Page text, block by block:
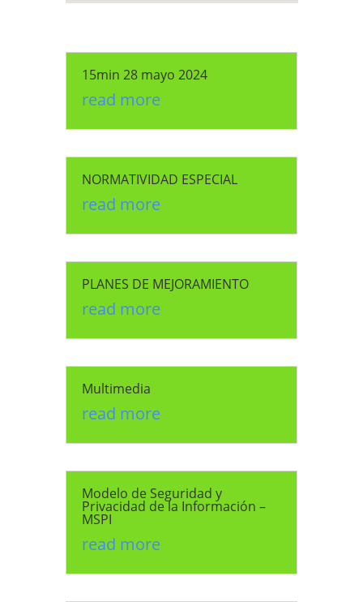
15min 28 mayo 2024
read more
NORMATIVIDAD ESPECIAL
read more
PLANES DE MEJORAMIENTO
read more
Multimedia
read more
Modelo de Seguridad y
Privacidad de la Información –
MSPI
read more